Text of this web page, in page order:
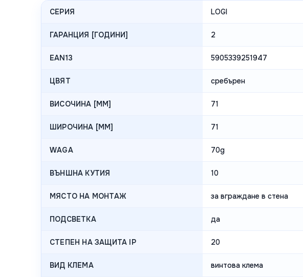
СЕРИЯ LOGI
ГАРАНЦИЯ [ГОДИНИ] 2
EAN13 5905339251947
ЦВЯТ сребърен
ВИСОЧИНА [MM] 71
ШИРОЧИНА [MM] 71
WAGA 70g
ВЪНШНА КУТИЯ 10
МЯСТО НА МОНТАЖ за вграждане в стена
ПОДСВЕТКА да
СТЕПЕН НА ЗАЩИТА IP 20
ВИД КЛЕМА винтова клема